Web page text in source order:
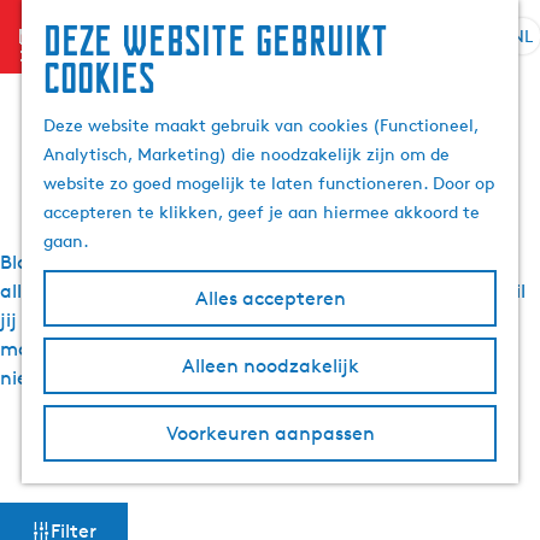
Deze website gebruikt
cookies
Deze website maakt gebruik van cookies (Functioneel,
Analytisch, Marketing) die noodzakelijk zijn om de
website zo goed mogelijk te laten functioneren. Door op
accepteren te klikken, geef je aan hiermee akkoord te
gaan.
Alles accepteren
Alleen noodzakelijk
Voorkeuren aanpassen
menu
G
a
n
a
a
r
e
o
e
e
e
S
r
i
NL
Visit Friesland blogs
en artikelen
Blogs, persartikelen en tips van de redactie: je leest het
allemaal op deze nieuwspagina van Visit Friesland. En, wil
jij maandelijks de leukste tips en uitjes in Friesland in je
mailbox?
niets!
Meld je aan voor de nieuwsbrief
Filter